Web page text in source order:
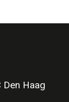
Den Haag